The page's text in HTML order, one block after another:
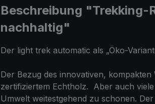
Beschreibung "Trekking-
nachhaltig"
Der light trek automatic als „Öko-
Der Bezug des innovativen,
zertifiziertem Echtholz. Aber auch
Umwelt weitestgehend zu schonen.